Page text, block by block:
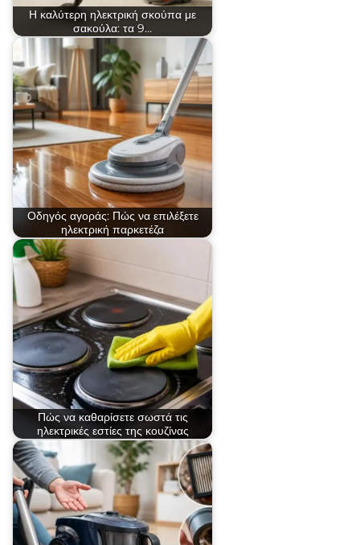
Η καλύτερη ηλεκτρική σκούπα με
σακούλα: τα 9…
Οδηγός αγοράς: Πώς να επιλέξετε
ηλεκτρική παρκετέζα
Πώς να καθαρίσετε σωστά τις
ηλεκτρικές εστίες της κουζίνας